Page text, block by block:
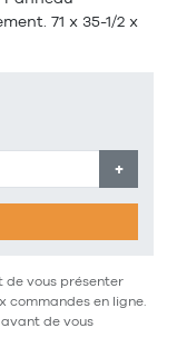
71 x 35-1/2 x
+
de vous présenter
commandes en ligne.
de vous